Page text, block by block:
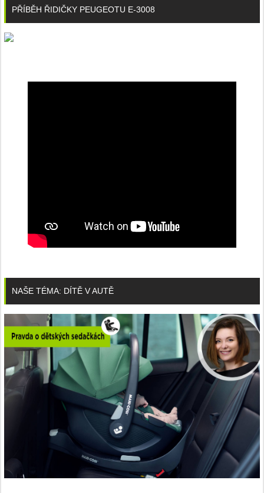
PŘÍBĚH ŘIDIČKY PEUGEOTU E-3008
NAŠE TÉMA: DÍTĚ V AUTĚ